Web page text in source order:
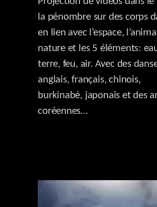
la pénombre sur des corps
en lien avec l’espace,
nature et les 5 éléments:
terre, feu, air. Avec des
anglais, français, chinois,
burkinabé, japonais et des
coréennes…